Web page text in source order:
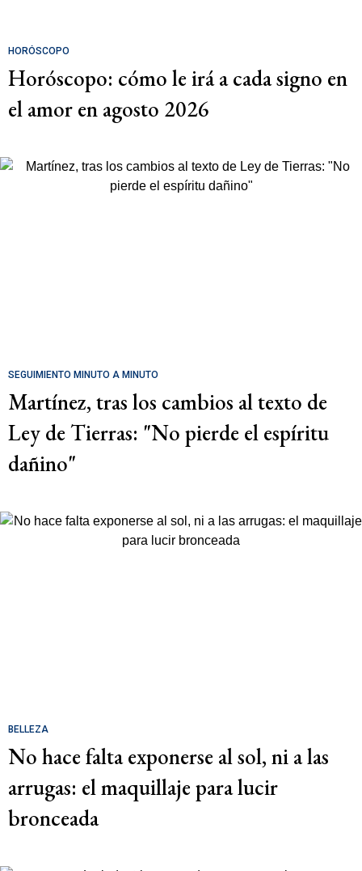
HORÓSCOPO
Horóscopo: cómo le irá a cada signo en
el amor en agosto 2026
SEGUIMIENTO MINUTO A MINUTO
Martínez, tras los cambios al texto de
Ley de Tierras: "No pierde el espíritu
dañino"
BELLEZA
No hace falta exponerse al sol, ni a las
arrugas: el maquillaje para lucir
bronceada